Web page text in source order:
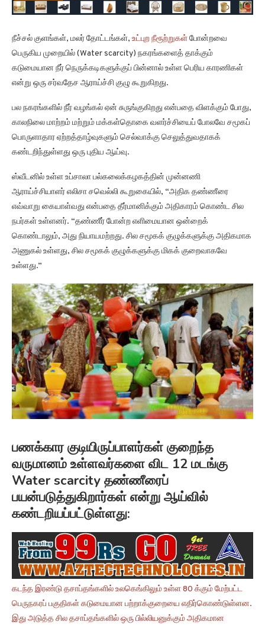
நீச்சல் குளங்கள், மலர் தோட்டங்கள், உட்புற நீரூற்றுகள்போன்றவை
பெருகிய முறையில் (Water scarcity) நகரங்களைத் தாக்கும்
கடுமையான நீர் நெருக்கடிகளுக்குப் பின்னால் உள்ள பெரிய காரணிகள்
என்று ஒரு சர்வதேச ஆராய்ச்சி குழு கூறுகிறது.
பல நகரங்களில் நீர் வழங்கல் ஏன் சுருங்குகிறது என்பதை விளக்கும் போது,
காலநிலை மாற்றம் மற்றும் மக்கள்தொகை வளர்ச்சியைப் போலவே சமூகப்
பொருளாதார ஏற்றத்தாழ்வுகளும் செல்வாக்கு செலுத்துவதாகக்
கண்டறிந்துள்ளது ஒரு புதிய ஆய்வு.
ஸ்வீடனில் உள்ள உப்சாலா பல்கலைக்கழகத்தின் முன்னணி
ஆராய்ச்சியாளர் எலிசா சவெல்லி கூறுகையில், “அதிக தண்ணீரை
எவ்வாறு கையாள்வது என்பதை தீர்மானிக்கும் அதிகாரம் கொண்ட சில
நபர்கள் உள்ளனர். “தண்ணீர் போன்ற எளிமையான ஒன்றைக்
கொண்டாலும், அது நியாயமற்றது. சில சமூகக் குழுக்களுக்கு அதிகமாக
அணுகல் உள்ளது, சில சமூகக் குழுக்களுக்கு மிகக் குறைவாகவே
உள்ளது.”
பணக்கார குடியிருப்பாளர்கள் குறைந்த
வருமானம் உள்ளவர்களை விட 12 மடங்கு
Water scarcity தண்ணீரைப்
பயன்படுத்துகிறார்கள் என்று ஆய்வில்
கண்டறியப்பட்டுள்ளது:
கடந்த இரண்டு தசாப்தங்களில் உலகெங்கிலும் உள்ள 80 க்கும் மேற்பட்ட
பெருநகரப் பகுதிகள் கடுமையான பற்றாக்குறையை எதிர்கொண்டுள்ளன.
இது அடுத்த சில தசாப்தங்களில் ஒரு பில்லியனுக்கும் அதிகமான